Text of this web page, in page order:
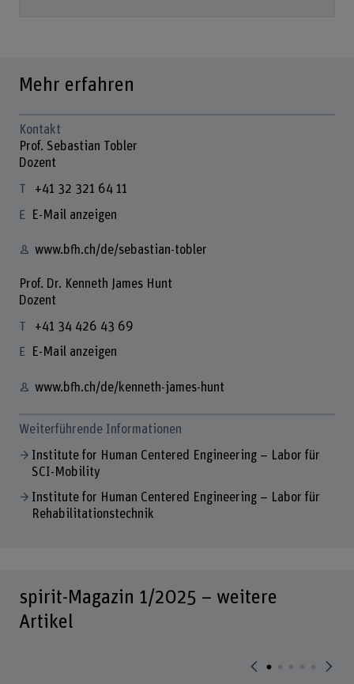
Mehr erfahren
Kontakt
Prof. Sebastian Tobler
Dozent
+41 32 321 64 11
E-Mail anzeigen
www.bfh.ch/de/sebastian-tobler
Prof. Dr. Kenneth James Hunt
Dozent
+41 34 426 43 69
E-Mail anzeigen
www.bfh.ch/de/kenneth-james-hunt
Weiterführende Informationen
Institute for Human Centered Engineering – Labor für
SCI-Mobility
Institute for Human Centered Engineering – Labor für
Rehabilitationstechnik
spirit-Magazin 1/2025 – weitere
Artikel